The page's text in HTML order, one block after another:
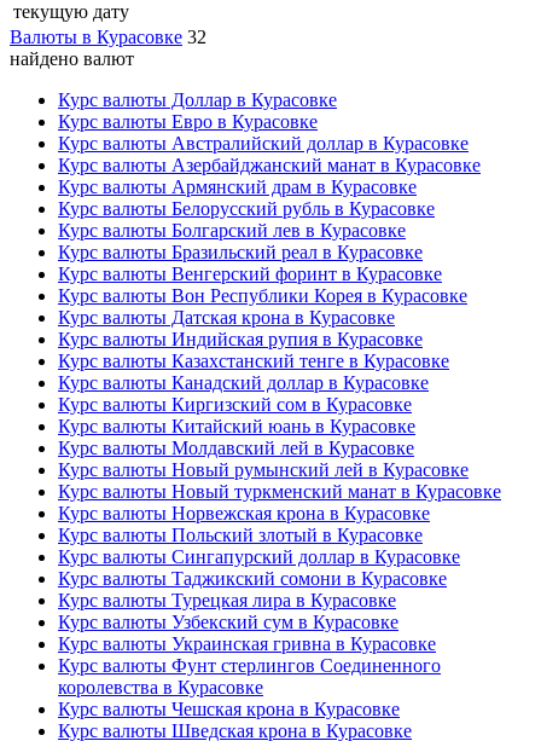
текущую дату
Валюты в Курасовке 32
найдено валют
Курс валюты Доллар в Курасовке
Курс валюты Евро в Курасовке
Курс валюты Австралийский доллар в Курасовке
Курс валюты Азербайджанский манат в Курасовке
Курс валюты Армянский драм в Курасовке
Курс валюты Белорусский рубль в Курасовке
Курс валюты Болгарский лев в Курасовке
Курс валюты Бразильский реал в Курасовке
Курс валюты Венгерский форинт в Курасовке
Курс валюты Вон Республики Корея в Курасовке
Курс валюты Датская крона в Курасовке
Курс валюты Индийская рупия в Курасовке
Курс валюты Казахстанский тенге в Курасовке
Курс валюты Канадский доллар в Курасовке
Курс валюты Киргизский сом в Курасовке
Курс валюты Китайский юань в Курасовке
Курс валюты Молдавский лей в Курасовке
Курс валюты Новый румынский лей в Курасовке
Курс валюты Новый туркменский манат в Курасовке
Курс валюты Норвежская крона в Курасовке
Курс валюты Польский злотый в Курасовке
Курс валюты Сингапурский доллар в Курасовке
Курс валюты Таджикский сомони в Курасовке
Курс валюты Турецкая лира в Курасовке
Курс валюты Узбекский сум в Курасовке
Курс валюты Украинская гривна в Курасовке
Курс валюты Фунт стерлингов Соединенного
королевства в Курасовке
Курс валюты Чешская крона в Курасовке
Курс валюты Шведская крона в Курасовке